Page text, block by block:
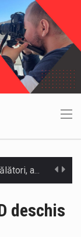
Municipiul Baia Mare, prin Serviciul Public Comunitar Local de Evidență a Persoanelor - Serviciul Evidența Persoanelor, îi informează pe cetățenii…
deschis